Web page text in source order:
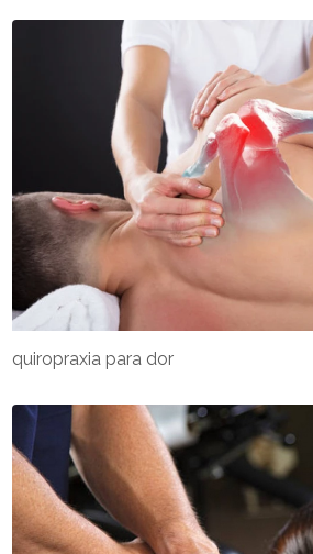
quiropraxia para dor